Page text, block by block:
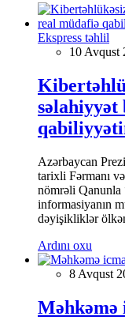
Ekspress təhlil
10 Avqust
səlahiyyət
Azərbaycan
tarixli Fərmanı
nömrəli Qanunla
informasiyanın
dəyişikliklər
Ardını oxu
8 Avqust
Məhkəmə